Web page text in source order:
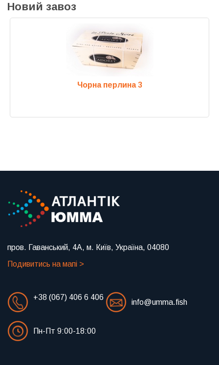
Новий завоз
Чорна перлина 3
пров. Гаванський, 4А, м. Київ, Україна, 04080
Подивитись на мапі >
+38 (067) 406 6 406
info@umma.fish
Пн-Пт 9:00-18:00